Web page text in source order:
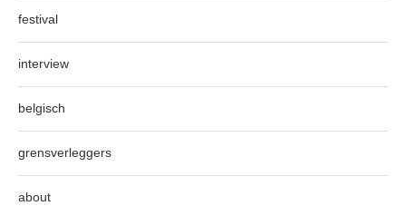
festival
interview
belgisch
grensverleggers
about